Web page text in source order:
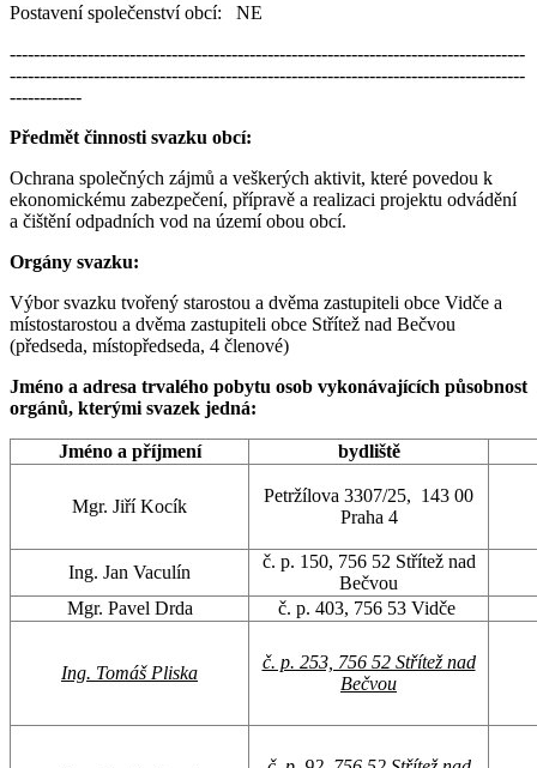
Postavení společenství obcí: NE
--------------------------------------------------------------------------------------
--------------------------------------------------------------------------------------
------------
Předmět činnosti svazku obcí:
Ochrana společných zájmů a veškerých aktivit, které povedou k
ekonomickému zabezpečení, přípravě a realizaci projektu odvádění
a čištění odpadních vod na území obou obcí.
Orgány svazku:
Výbor svazku tvořený starostou a dvěma zastupiteli obce Vidče a
místostarostou a dvěma zastupiteli obce Střítež nad Bečvou
(předseda, místopředseda, 4 členové)
Jméno a adresa trvalého pobytu osob vykonávajících působnost
orgánů, kterými svazek jedná:
Jméno a příjmení bydliště
Mgr. Jiří Kocík
Petržílova 3307/25, 143 00
Praha 4
Ing. Jan Vaculín
č. p. 150, 756 52 Střítež nad
Bečvou
Mgr. Pavel Drda
č. p. 403, 756 53 Vidče
Ing. Tomáš Pliska
č. p. 253, 756 52 Střítež nad
Bečvou